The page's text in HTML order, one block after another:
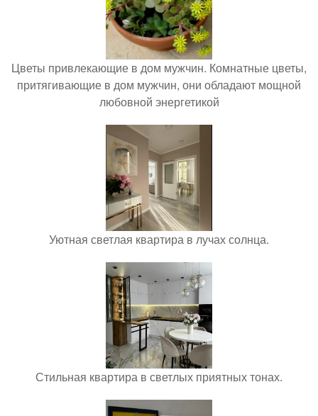
Цветы привлекающие в дом мужчин. Комнатные цветы,
притягивающие в дом мужчин, они обладают мощной
любовной энергетикой
Уютная светлая квартира в лучах солнца.
Стильная квартира в светлых приятных тонах.